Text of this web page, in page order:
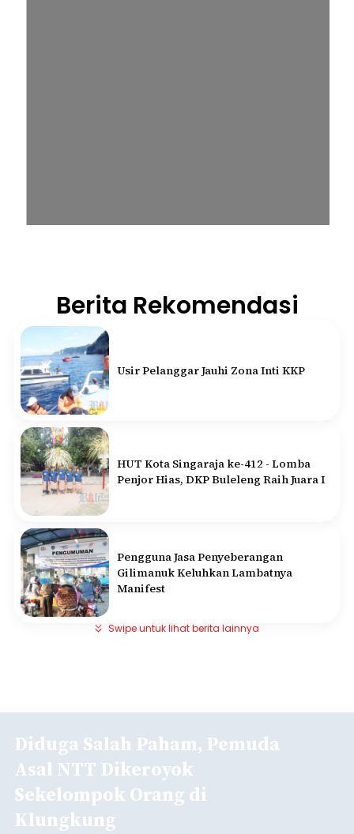
Berita Rekomendasi
Usir Pelanggar Jauhi Zona Inti KKP
HUT Kota Singaraja ke-412 - Lomba
Penjor Hias, DKP Buleleng Raih Juara I
Pengguna Jasa Penyeberangan
Gilimanuk Keluhkan Lambatnya
Manifest
Swipe untuk lihat berita lainnya
Diduga Salah Paham, Pemuda
Asal NTT Dikeroyok
Sekelompok Orang di
Klungkung